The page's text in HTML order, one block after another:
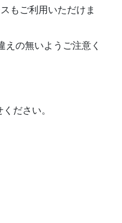
もご利用いただけま
の無いようご注意く
ださい。